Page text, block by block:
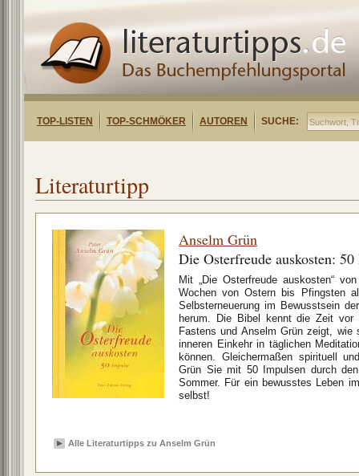
TOP-LISTEN TOP-SCHMÖKER AUTOREN SUCHE:
Literaturtipp
Anselm Grün
Die Osterfreude auskosten:
Mit „Die Osterfreude auskosten“
Wochen von Ostern bis Pfingsten
Selbsterneuerung im Bewusstsein
herum. Die Bibel kennt die Zeit
Fastens und Anselm Grün zeigt, wie
inneren Einkehr in täglichen
können. Gleichermaßen spirituell
Grün Sie mit 50 Impulsen durch
Sommer. Für ein bewusstes Leben
selbst!
Alle Literaturtipps zu Anselm Grün